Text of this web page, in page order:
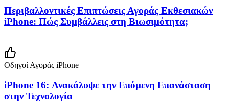
Περιβαλλοντικές Επιπτώσεις Αγοράς Εκθεσιακών
iPhone: Πώς Συμβάλλεις στη Βιωσιμότητα;
Οδηγοί Αγοράς iPhone
iPhone 16: Ανακάλυψε την Επόμενη Επανάσταση
στην Τεχνολογία